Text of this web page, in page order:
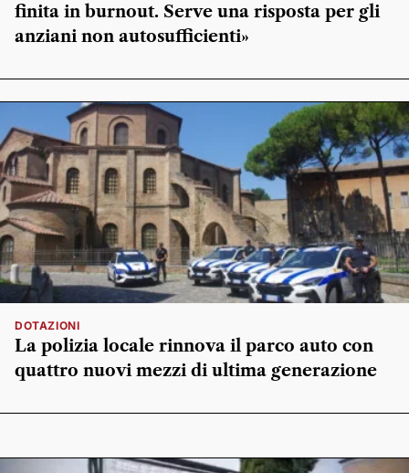
finita in burnout. Serve una risposta per gli
anziani non autosufficienti»
DOTAZIONI
La polizia locale rinnova il parco auto con
quattro nuovi mezzi di ultima generazione